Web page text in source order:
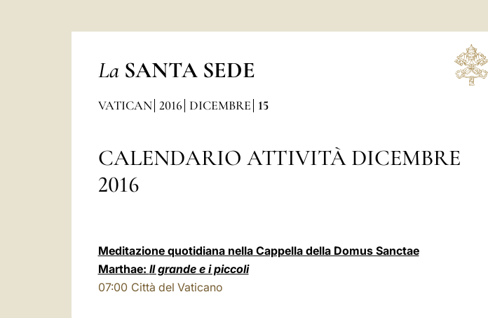
La SANTA SEDE
VATICAN 2016 DICEMBRE 15
CALENDARIO ATTIVITÀ DICEMBRE
2016
Meditazione quotidiana nella Cappella della Domus Sanctae
Marthae: Il grande e i piccoli
07:00 Città del Vaticano